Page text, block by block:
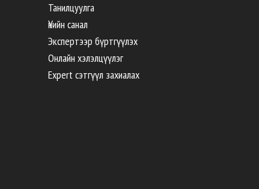
Танилцуулга
Үнийн санал
Экспертээр бүртгүүлэх
Онлайн хэлэлцүүлэг
Expert сэтгүүл захиалах